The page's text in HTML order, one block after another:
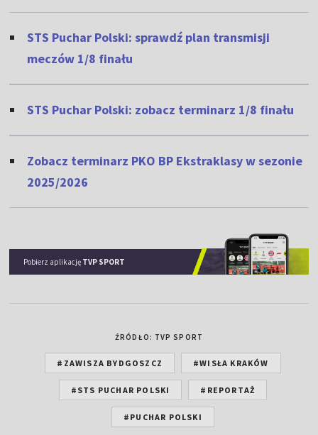
STS Puchar Polski: sprawdź plan transmisji
meczów 1/8 finału
STS Puchar Polski: zobacz terminarz 1/8 finału
Zobacz terminarz PKO BP Ekstraklasy w sezonie
2025/2026
Pobierz aplikację TVP SPORT
ŹRÓDŁO: TVP SPORT
#ZAWISZA BYDGOSZCZ #WISŁA KRAKÓW
#STS PUCHAR POLSKI #REPORTAŻ
#PUCHAR POLSKI